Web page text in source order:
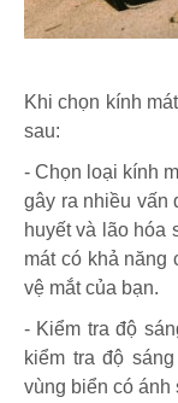
Khi chọn kính
sau:
- Chọn loại kính
gây ra nhiều vấn
huyết và lão hóa
mát có khả năng
vệ mắt của bạn.
- Kiểm tra độ
kiểm tra độ
vùng biển có